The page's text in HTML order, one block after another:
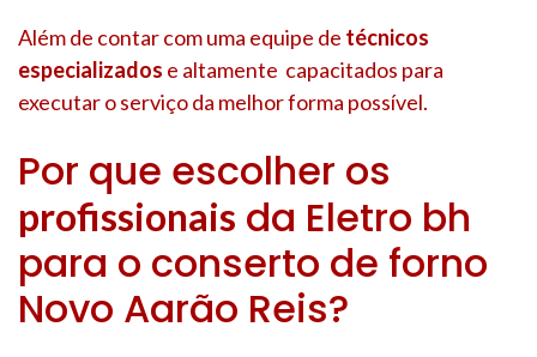
Além de contar com uma equipe de técnicos
especializados e altamente capacitados para
executar o serviço da melhor forma possível.
Por que escolher os
profissionais da Eletro bh
para o conserto de forno
Novo Aarão Reis?